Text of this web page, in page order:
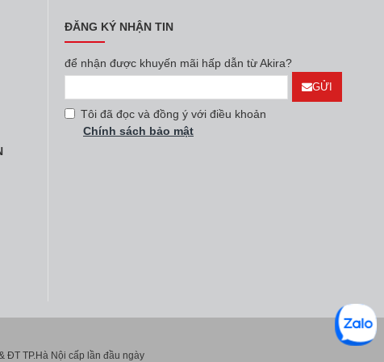
ĐĂNG KÝ NHẬN TIN
để nhận được khuyến mãi hấp dẫn từ Akira?
GỬI
Tôi đã đọc và đồng ý với điều khoản
Chính sách bảo mật
ĐT TP.Hà Nội cấp lần đầu ngày